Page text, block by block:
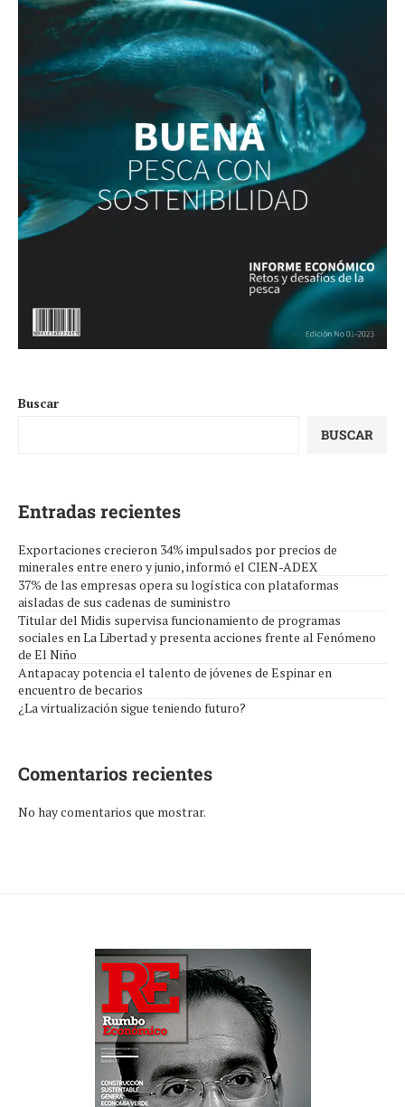
Buscar
BUSCAR
Entradas recientes
Exportaciones crecieron 34% impulsados por precios de
minerales entre enero y junio, informó el CIEN-ADEX
37% de las empresas opera su logística con plataformas
aisladas de sus cadenas de suministro
Titular del Midis supervisa funcionamiento de programas
sociales en La Libertad y presenta acciones frente al Fenómeno
de El Niño
Antapacay potencia el talento de jóvenes de Espinar en
encuentro de becarios
¿La virtualización sigue teniendo futuro?
Comentarios recientes
No hay comentarios que mostrar.